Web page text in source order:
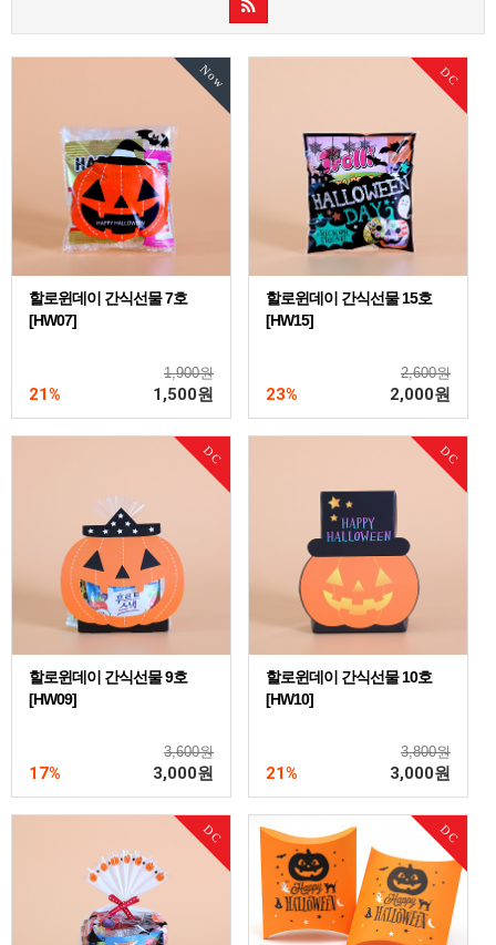
Now
할로윈데이 간식선물 7호
[HW07]
1,900원
21% 1,500원
DC
할로윈데이 간식선물 15호
[HW15]
2,600원
23% 2,000원
DC
할로윈데이 간식선물 9호
[HW09]
3,600원
17% 3,000원
DC
할로윈데이 간식선물 10호
[HW10]
3,800원
21% 3,000원
DC DC